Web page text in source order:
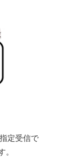
定受信で
。